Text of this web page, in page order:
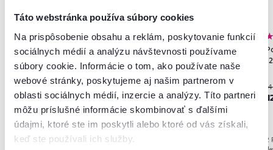
Táto webstránka používa súbory cookies
Na prispôsobenie obsahu a reklám, poskytovanie funkcií
sociálnych médií a analýzu návštevnosti používame
súbory cookie. Informácie o tom, ako používate naše
webové stránky, poskytujeme aj našim partnerom v
oblasti sociálnych médií, inzercie a analýzy. Títo partneri
môžu príslušné informácie skombinovať s ďalšími
údajmi, ktoré ste im poskytli alebo ktoré od vás získali,
keď ste používali ich služby.
Posteľ s roštom, biela, 90x200,
99 €
95 € -4%
3 Farba - detailná
4,8
Posteľ s roštom, prírodná,
145 €
129 € -11%